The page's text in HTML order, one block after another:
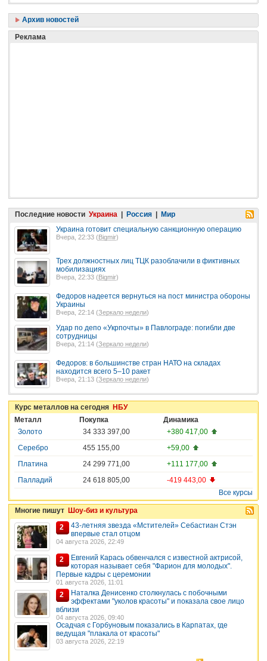
Архив новостей
Реклама
Последние новости Украина | Россия | Мир
Украина готовит специальную санкционную операцию
Вчера, 22:33 (Bigmir)
Трех должностных лиц ТЦК разоблачили в фиктивных
мобилизациях
Вчера, 22:33 ( Bigmir)
Федоров надеется вернуться на пост министра обороны
Украины
Вчера, 22:14 (Зеркало недели)
Удар по депо «Укрпочты» в Павлограде: погибли две
сотрудницы
Вчера, 21:14 (Зеркало недели)
Федоров: в большинстве стран НАТО на складах
находится всего 5–10 ракет
Вчера, 21:13 (Зеркало недели)
Курс металлов на сегодня НБУ
Металл
Покупка
Динамика
Золото
34 333 397,00
+380 417,00
Серебро
455 155,00
+59,00
Платина
24 299 771,00
+111 177,00
Палладий
24 618 805,00
-419 443,00
Все курсы
Многие пишут Шоу-биз и культура
2
43-летняя звезда «Мстителей» Себастиан Стэн
впервые стал отцом
04 августа 2026, 22:49
2
Евгений Карась обвенчался с известной актрисой,
которая называет себя "Фарион для молодых".
Первые кадры с церемонии
01 августа 2026, 11:01
2
Наталка Денисенко столкнулась с побочными
эффектами "уколов красоты" и показала свое лицо
вблизи
04 августа 2026, 09:40
Осадчая с Горбуновым показались в Карпатах, где
ведущая "плакала от красоты"
03 августа 2026, 22:19